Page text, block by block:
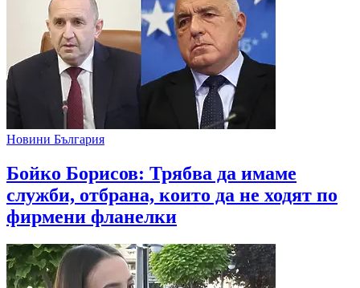
Новини България
Бойко Борисов: Трябва да имаме
служби, отбрана, които да не ходят по
фирмени фланелки